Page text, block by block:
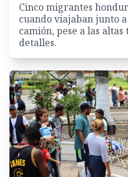
Cinco migrantes
cuando viajaban junto
camión, pese a las
detalles.